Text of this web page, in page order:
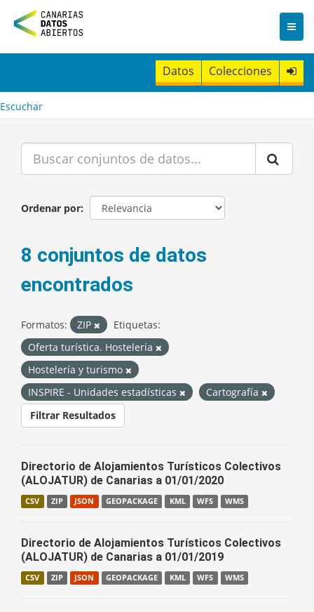
n
t
Datos Colecciones
Escuchar
Ordenar por
8 conjuntos de datos
encontrados
Formatos: ZIP
Etiquetas:
Oferta turística. Hostelería
Hostelería y turismo
INSPIRE - Unidades estadísticas
Cartografía
Filtrar Resultados
Directorio de Alojamientos Turísticos Colectivos
(ALOJATUR) de Canarias a 01/01/2020
CSV ZIP JSON GEOPACKAGE KML WFS WMS
Directorio de Alojamientos Turísticos Colectivos
(ALOJATUR) de Canarias a 01/01/2019
CSV ZIP JSON GEOPACKAGE KML WFS WMS